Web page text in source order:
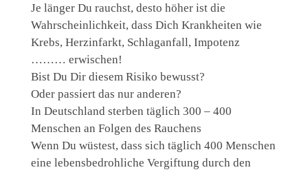
Je länger Du rauchst, desto höher ist die
Wahrscheinlichkeit, dass Dich Krankheiten wie
Krebs, Herzinfarkt, Schlaganfall, Impotenz
……… erwischen!
Bist Du Dir diesem Risiko bewusst?
Oder passiert das nur anderen?
In Deutschland sterben täglich 300 – 400
Menschen an Folgen des Rauchens
Wenn Du wüstest, dass sich täglich 400 Menschen
eine lebensbedrohliche Vergiftung durch den